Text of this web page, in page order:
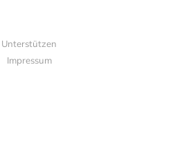
Unterstützen
Impressum